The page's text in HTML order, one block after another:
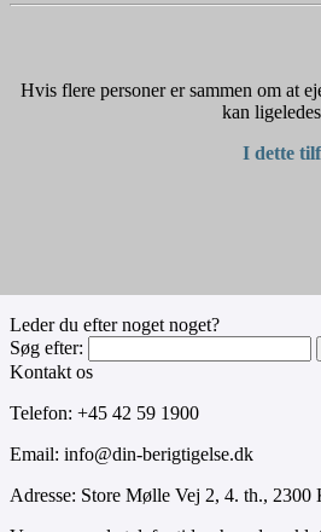
Hvis flere personer er sammen om at
kan
I dette
Leder du efter noget noget?
Søg efter:
Kontakt os
Telefon: +45 42 59 1900
Email: info@din-berigtigelse.dk
Adresse: Store Mølle Vej 2, 4. th., 2300